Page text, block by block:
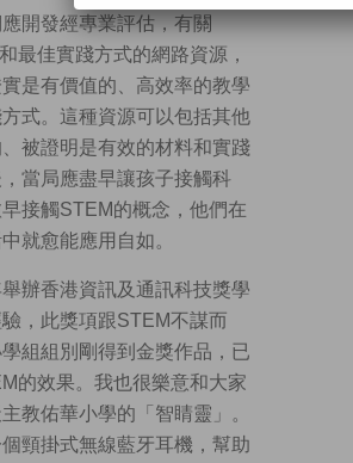
開發經專業評估，有關
最佳實踐方式的網路資源，
是有價值的、高效率的教學
式。這種資源可以包括其他
被證明是有效的材料和實踐
當局應盡早讓孩子接觸科
接觸STEM的概念，他們在
就愈能應用自如。
辦香港資訊及通訊科技獎學
，此獎項跟STEM不謀而
組組別剛得到金獎作品，已
的效果。我也很樂意和大家
教佑華小學的「智睛靈」。
頸掛式無線藍牙耳機，幫助